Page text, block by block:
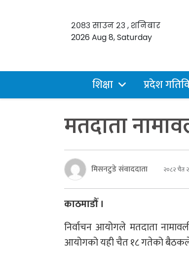
२०८३ साउन २३ , शनिबार
2026 Aug 8, Saturday
शिक्षा प्रदेश
मतदाता
मिसनटुडे संवाददाता २०८२ चैत
काठमाडौँ ।
निर्वाचन आयोगले मतदाता
आयोगको यही चैत १८ गतेको बैठकले